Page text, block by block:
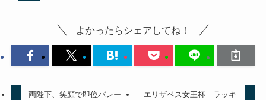
よかったらシェアしてね！
両陛下、笑顔で即位パレー
エリザベス女王杯 ラッキ